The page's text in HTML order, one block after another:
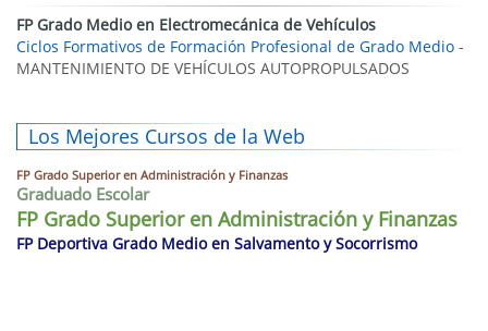
FP Grado Medio en Electromecánica de Vehículos
Ciclos Formativos de Formación Profesional de Grado Medio -
MANTENIMIENTO DE VEHÍCULOS AUTOPROPULSADOS
Los Mejores Cursos de la Web
FP Grado Superior en Administración y Finanzas
Graduado Escolar
FP Grado Superior en Administración y Finanzas
FP Deportiva Grado Medio en Salvamento y Socorrismo